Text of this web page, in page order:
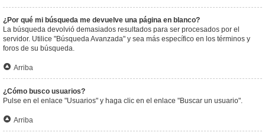
¿Por qué mi búsqueda me devuelve una página en blanco?
La búsqueda devolvió demasiados resultados para ser procesados por el
servidor. Utilice "Búsqueda Avanzada" y sea más específico en los términos y
foros de su búsqueda.
Arriba
¿Cómo busco usuarios?
Pulse en el enlace "Usuarios" y haga clic en el enlace "Buscar un usuario".
Arriba